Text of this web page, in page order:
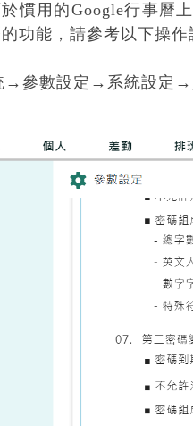
慣用的Google行事曆
功能，請參考以下操作
→參數設定→系統設定→